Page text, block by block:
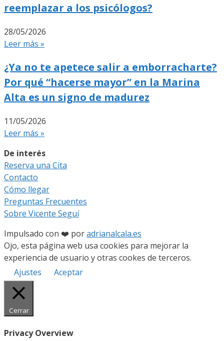
reemplazar a los psicólogos?
28/05/2026
Leer más »
¿Ya no te apetece salir a emborracharte?
Por qué “hacerse mayor” en la Marina
Alta es un signo de madurez
11/05/2026
Leer más »
De interés
Reserva una Cita
Contacto
Cómo llegar
Preguntas Frecuentes
Sobre Vicente Seguí
Impulsado con ❤️ poradrianalcala.es
Ojo, esta página web usa cookies para mejorar la
experiencia de usuario y otras cookes de terceros.
Ajustes
Aceptar
Cerrar
Privacy Overview